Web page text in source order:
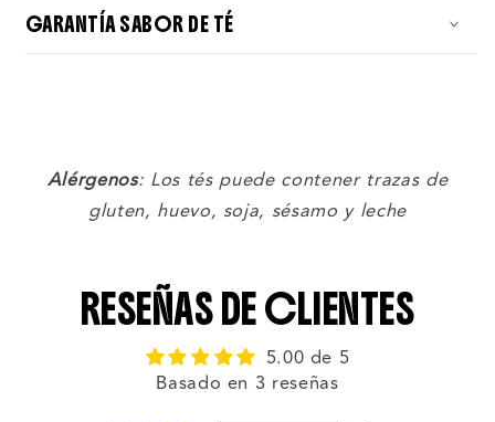
GARANTÍA SABOR DE TÉ
Alérgenos: Los tés puede contener trazas de
gluten, huevo, soja, sésamo y leche
RESEÑAS DE CLIENTES
5.00 de 5
Basado en 3 reseñas